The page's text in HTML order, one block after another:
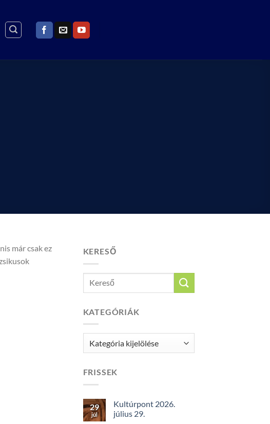
már csak ez
KERESŐ
KATEGÓRIÁK
Kategóriák
FRISSEK
29
júl
Kultúrpont 2026.
július 29.